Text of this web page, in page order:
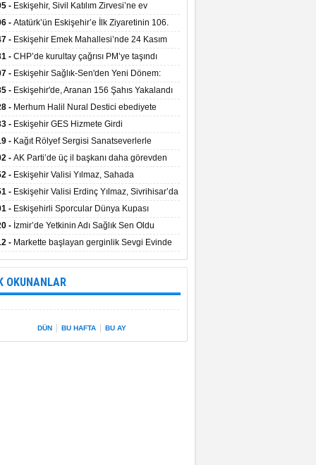
- Eskişehir, Sivil Katılım Zirvesi’ne ev
yaptı.
- Atatürk’ün Eskişehir’e İlk Ziyaretinin 106.
Kutlandı
- Eskişehir Emek Mahallesi’nde 24 Kasım
törenle hizmete girdi
- CHP’de kurultay çağrısı PM’ye taşındı
- Eskişehir Sağlık-Sen'den Yeni Dönem:
Teslim Alındı
- Eskişehir'de, Aranan 156 Şahıs Yakalandı
- Merhum Halil Nural Destici ebediyete
- Eskişehir GES Hizmete Girdi
- Kağıt Rölyef Sergisi Sanatseverlerle
- AK Parti’de üç il başkanı daha görevden
- Eskişehir Valisi Yılmaz, Sahada
Bulundu
- Eskişehir Valisi Erdinç Yılmaz, Sivrihisar’da
- Eskişehirli Sporcular Dünya Kupası
Vali Yılmaz’la Paylaştı
- İzmir’de Yetkinin Adı Sağlık Sen Oldu
- Markette başlayan gerginlik Sevgi Evinde
OKUNANLAR
DÜN BU HAFTA BU AY